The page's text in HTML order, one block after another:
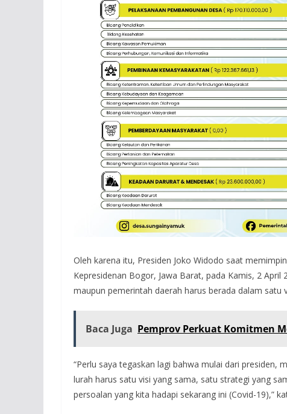
Oleh karena itu, Presiden Joko Widodo saat
Kepresidenan Bogor, Jawa Barat, pada Kamis, 2
maupun pemerintah daerah harus berada dalam satu
Baca Juga Pemprov Perkuat Komitmen
“Perlu saya tegaskan lagi bahwa mulai dari presiden,
lurah harus satu visi yang sama, satu strategi yang
persoalan yang kita hadapi sekarang ini (Covid-19),”